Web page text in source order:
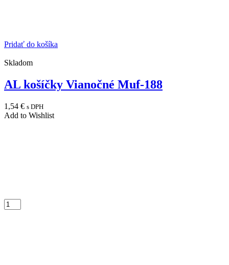
Pridať do košíka
Skladom
AL košíčky Vianočné Muf-188
1,54 € s DPH
Add to Wishlist